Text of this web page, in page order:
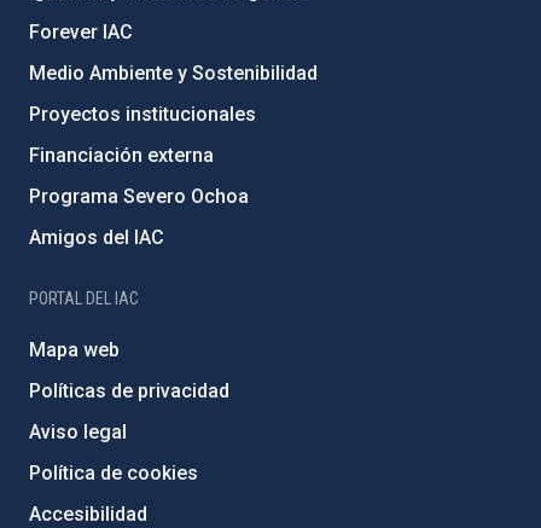
Forever IAC
Medio Ambiente y Sostenibilidad
Proyectos institucionales
Financiación externa
Programa Severo Ochoa
Amigos del IAC
PORTAL DEL IAC
Mapa web
Políticas de privacidad
Aviso legal
Política de cookies
Accesibilidad